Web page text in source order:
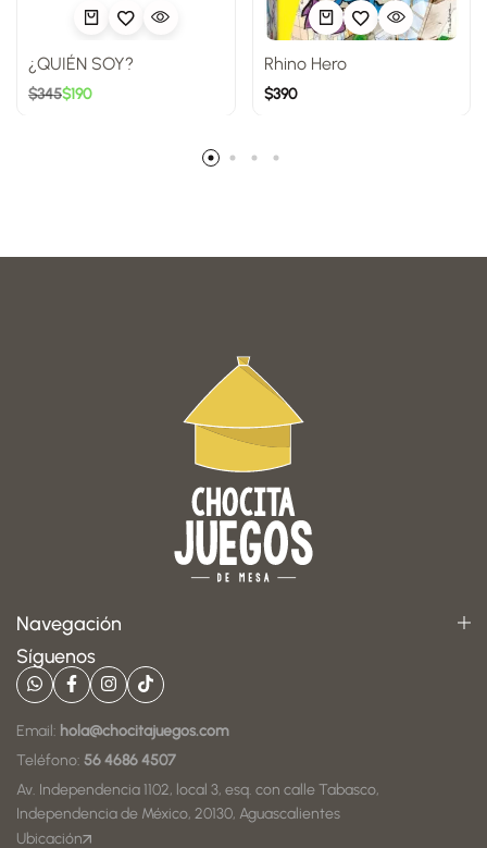
¿QUIÉN SOY?
$345$190
Rhino Hero
$390
Navegación
Síguenos
Email: hola@chocitajuegos.com
Teléfono: 56 4686 4507
Av. Independencia 1102, local 3, esq. con calle Tabasco,
Independencia de México, 20130, Aguascalientes
Ubicación